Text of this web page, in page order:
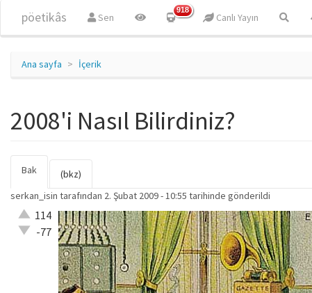
pöetikâs Sen
918
Canlı Yayın
Ana sayfa İçerik
2008'i Nasıl Bilirdiniz?
Birincil sekmeler
Bak
sekme)
(bkz)
serkan_isin tarafından 2. Şubat 2009 - 10:55 tarihinde gönderildi
Çok iyi!114
O kadar
-77